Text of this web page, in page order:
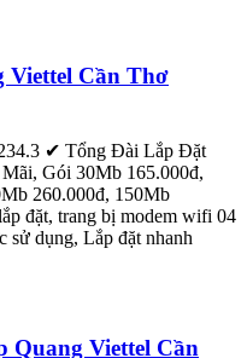
Viettel Cần Thơ
✔‎ Tổng Đài Lắp Đặt
Gói 30Mb 165.000đ,
260.000đ, 150Mb
đặt, trang bị modem wifi 04
sử dụng, Lắp đặt nhanh
Viettel Cần